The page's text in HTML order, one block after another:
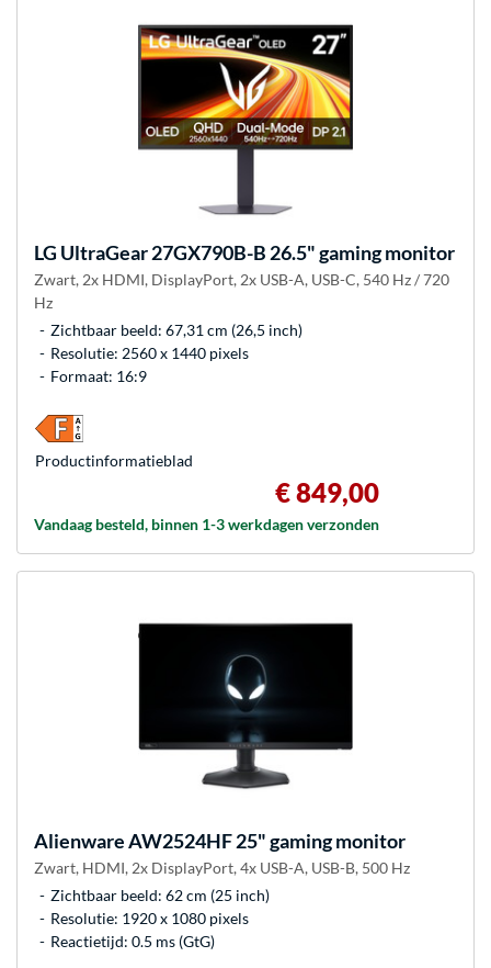
LG UltraGear 27GX790B-B 26.5" gaming monitor
Zwart, 2x HDMI, DisplayPort, 2x USB-A, USB-C, 540 Hz / 720
Hz
Zichtbaar beeld: 67,31 cm (26,5 inch)
Resolutie: 2560 x 1440 pixels
Formaat: 16:9
€ 849,00
Vandaag besteld, binnen 1-3 werkdagen verzonden
Product­informatieblad
AlienwareAW2524HF 25" gaming monitor
Zwart, HDMI, 2x DisplayPort, 4x USB-A, USB-B, 500 Hz
Zichtbaar beeld: 62 cm (25 inch)
Resolutie: 1920 x 1080 pixels
Reactietijd: 0.5 ms (GtG)